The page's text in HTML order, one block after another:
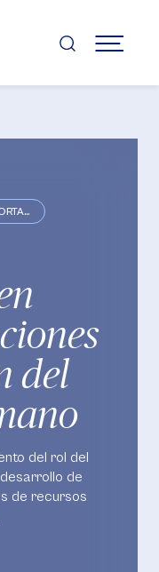
MENÚ
FACULTAD DE CIENCIAS DEL COMPORTAMIENTO
del
del rol del
de
de recursos